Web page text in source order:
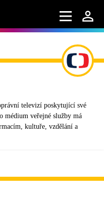
televizí poskytující své
médium veřejné služby má
kultuře, vzdělání a